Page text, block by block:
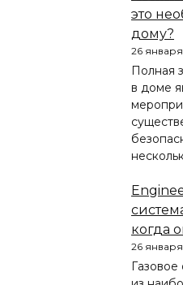
это
дому?
26
Полная
в доме
когда
26